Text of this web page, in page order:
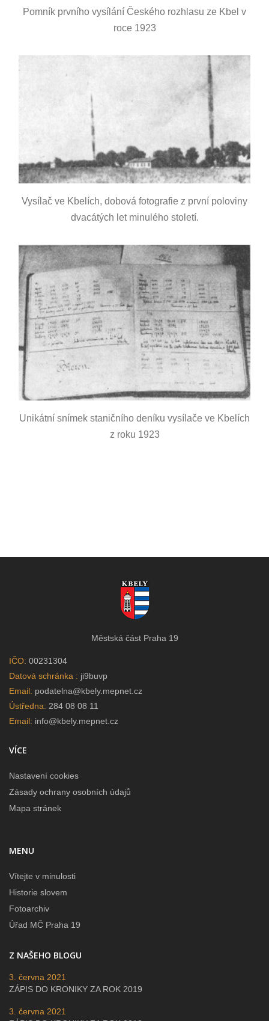
Pomník prvního vysílání Českého rozhlasu ze Kbel v
roce 1923
Vysílač ve Kbelích, dobová fotografie z první poloviny
dvacátých let minulého století.
Unikátní snímek staničního deníku vysílače ve Kbelích
z roku 1923
Městská část Praha 19
IČO: 00231304
Datová schránka : ji9buvp
Email: podatelna@kbely.mepnet.cz
Ústředna: 284 08 08 11
Email: info@kbely.mepnet.cz
VÍCE
Nastavení cookies
Zásady ochrany osobních údajů
Mapa stránek
MENU
Vítejte v minulosti
Historie slovem
Fotoarchiv
Úřad MČ Praha 19
Z NAŠEHO BLOGU
ZÁPIS DO KRONIKY ZA ROK 2019
3. června 2021
3. června 2021